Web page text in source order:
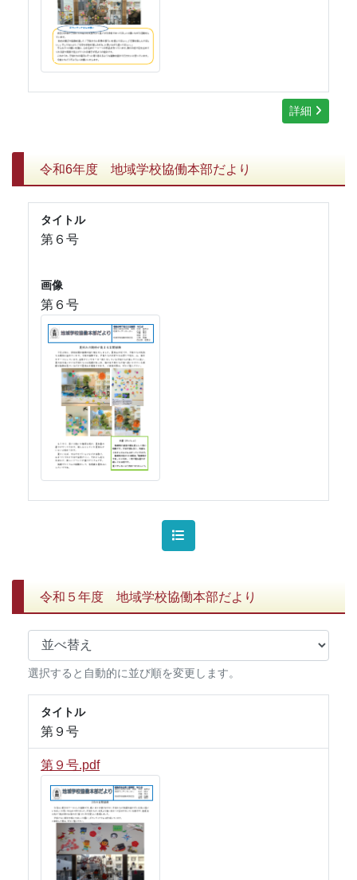
詳細
令和6年度 地域学校協働本部だより
タイトル
第６号
画像
第６号
令和５年度 地域学校協働本部だより
選択すると自動的に並び順を変更します。
タイトル
第９号
第９号.pdf